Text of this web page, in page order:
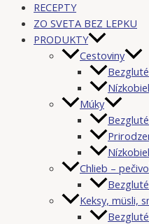
RECEPTY
ZO SVETA BEZ LEPKU
PRODUKTY
Cestoviny
Múky
Chlieb – pečivo
Keksy, müsli,